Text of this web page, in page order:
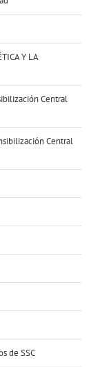
Y LA
Central
Central
de SSC